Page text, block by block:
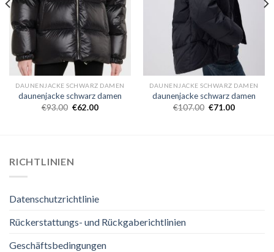
DAUNENJACKE SCHWARZ DAMEN
daunenjacke schwarz damen
€93.00 €62.00
DAUNENJACKE SCHWARZ DAMEN
daunenjacke schwarz damen
€107.00 €71.00
RICHTLINIEN
Datenschutzrichtlinie
Rückerstattungs- und Rückgaberichtlinien
Geschäftsbedingungen